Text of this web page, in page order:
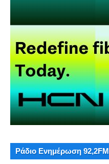
Ράδιο Ενημέρωση 92,2FM